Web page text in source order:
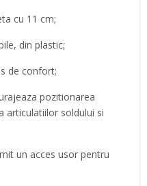
cu 11 cm;
din plastic;
de confort;
pozitionarea
articulatiilor soldului si
un acces usor pentru